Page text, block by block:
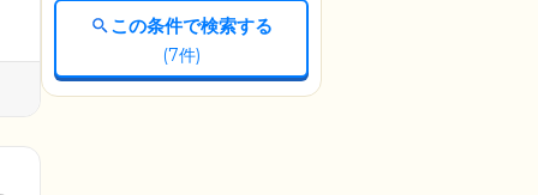
この条件で検索する
(7件)